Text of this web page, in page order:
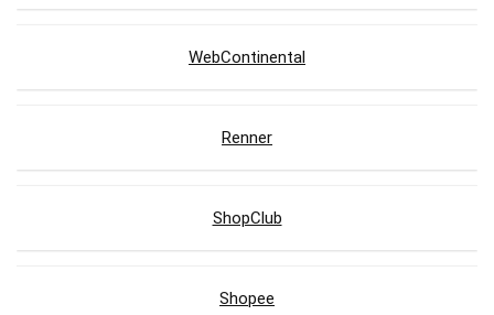
WebContinental
Renner
ShopClub
Shopee